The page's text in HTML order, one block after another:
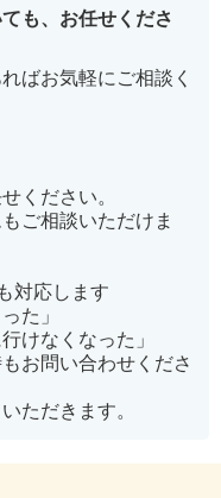
も、お任せくださ
ばお気軽にご相談く
ください。
ご相談いただけま
対応します
た」
けなくなった」
お問い合わせくださ
ただきます。